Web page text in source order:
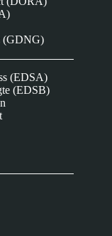
(GDNG)
(EDSA)
(EDSB)